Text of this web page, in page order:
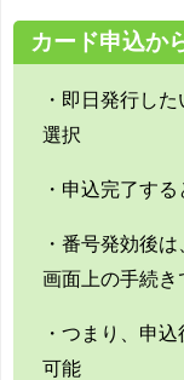
カード申込か
・即日発行し
選択
・申込完了す
・番号発効後
画面上の手続き
・つまり、申
可能